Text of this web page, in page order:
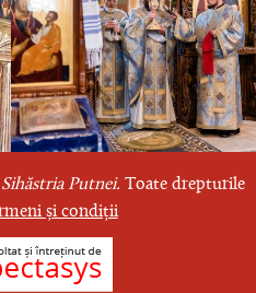
Putnei. Toate drepturile
și condiții